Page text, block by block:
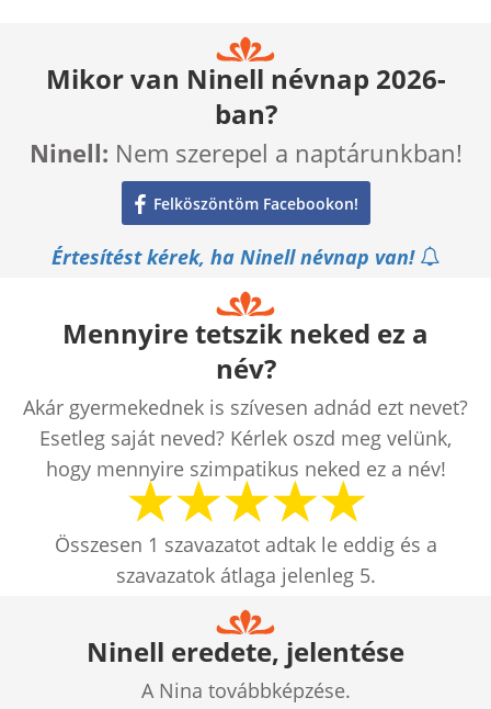
Mikor van Ninell névnap 2026-
ban?
Ninell: Nem szerepel a naptárunkban!
Felköszöntöm Facebookon!
Értesítést kérek, ha Ninell névnap van!
Mennyire tetszik neked ez a
név?
Akár gyermekednek is szívesen adnád ezt nevet?
Esetleg saját neved? Kérlek oszd meg velünk,
hogy mennyire szimpatikus neked ez a név!
Összesen 1 szavazatot adtak le eddig és a
szavazatok átlaga jelenleg 5.
Ninell eredete, jelentése
A Nina továbbképzése.